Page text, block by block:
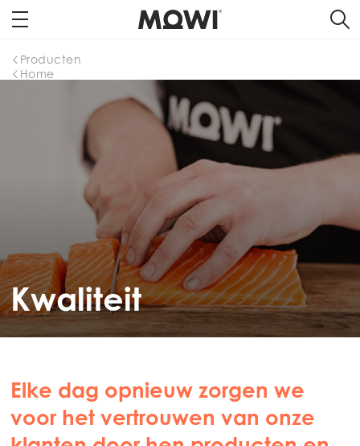
Home
Producten
Kwaliteit
Elke dag opnieuw zorgen we
voor het vertrouwen van onze